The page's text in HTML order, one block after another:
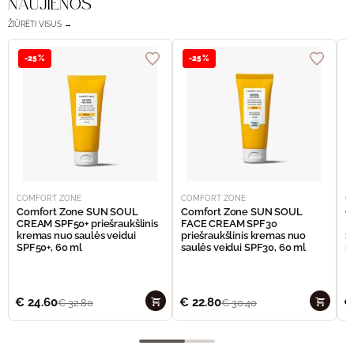
NAUJIENOS
ŽIŪRĖTI VISUS →
-25%
COMFORT ZONE
Comfort Zone SUN SOUL
CREAM SPF50+ priešraukšlinis
kremas nuo saulės veidui
SPF50+, 60 ml
€ 24.60€32.80
-25%
COMFORT ZONE
Comfort Zone SUN SOUL
FACE CREAM SPF30
priešraukšlinis kremas nuo
saulės veidui SPF30, 60 ml
€ 22.80€30.40 €